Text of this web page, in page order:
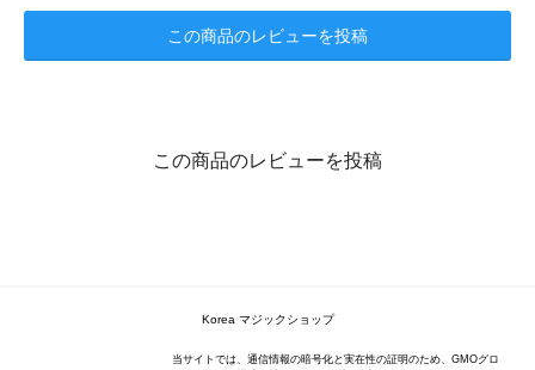
この商品のレビューを投稿
この商品のレビューを投稿
Korea マジックショップ
当サイトでは、通信情報の暗号化と実在性の証明のため、GMOグロ